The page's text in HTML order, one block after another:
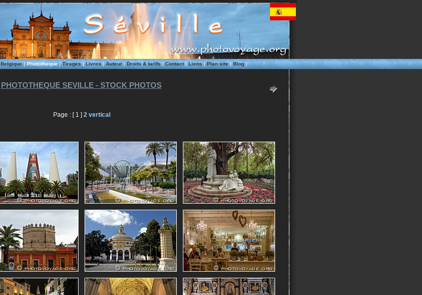
Belgique|Phototheque|Tirages|Livres|Auteur|Droits & tarifs|Contact|Liens|Plan site|Blog|
PHOTOTHEQUE SEVILLE - STOCK PHOTOS
Page : [ 1 ] 2 vertical